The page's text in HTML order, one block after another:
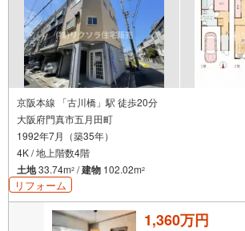
立地
・沖小学校まで徒歩約5分
・第二中学校まで徒歩約7分
弊社が選ばれる理由
1.お金の扱い方のプロ、ファイナンシャルプランナ
ト！
2.買い替えなどにも対応できる売却専門チームあり！
3.たくさんの銀行と繋がりがあるため、最も低金利に
能！
4.物件のお引渡し後に必要になったお家のリフォー
ランナーがご提案！
5.定期的にご連絡を繋ぎ、有事の際に迅速にサポート
弊社は専門家同士が連携をとっているため、より多
す。
お気軽にお問合せください！
京阪本線 「古川橋」駅 徒歩20分
大阪府門真市五月田町
1992年7月（築35年）
4K / 地上階数4階
土地33.74m2 /建物 102.02m2
リフォーム
1,360万円